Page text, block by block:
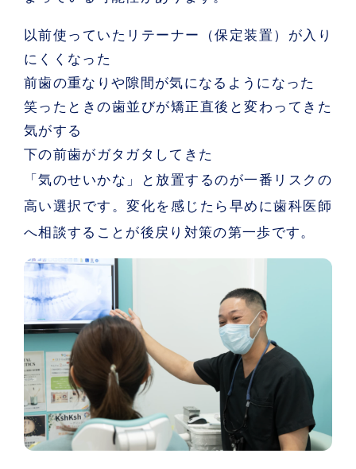
以前使っていたリテーナー（保定装置）が入り
にくくなった
前歯の重なりや隙間が気になるようになった
笑ったときの歯並びが矯正直後と変わってきた
気がする
下の前歯がガタガタしてきた
「気のせいかな」と放置するのが一番リスクの
高い選択です。変化を感じたら早めに歯科医師
へ相談する ことが後戻り対策の第一歩です。